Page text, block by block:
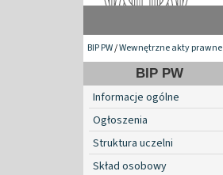
BIP PW/Wewnętrzne akty prawne
BIP PW
Informacje ogólne
Ogłoszenia
Struktura uczelni
Skład osobowy